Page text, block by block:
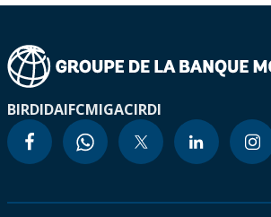
BIRDIDAIFCMIGACIRDI